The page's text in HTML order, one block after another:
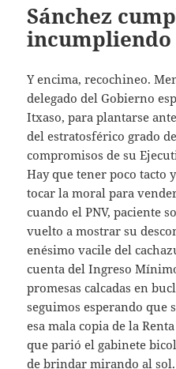
Sánchez
incumpliendo
Y encima, recochineo.
delegado del Gobierno
Itxaso, para plantarse
del estratosférico grado
compromisos de su
Hay que tener poco tacto
tocar la moral para
cuando el PNV, paciente
vuelto a mostrar su
enésimo vacile del
cuenta del Ingreso
promesas calcadas en
seguimos esperando que
esa mala copia de la
que parió el gabinete
de brindar mirando al